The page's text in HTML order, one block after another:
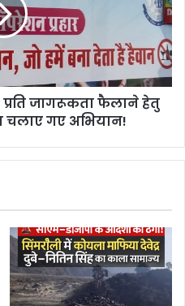
प्रति जागरूकता फैलाने हेतु
चलाए गए अभियान!